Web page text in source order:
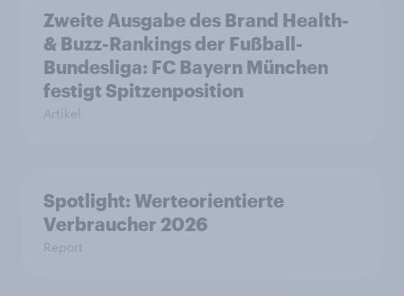
Zweite Ausgabe des Brand Health-
& Buzz-Rankings der Fußball-
Bundesliga: FC Bayern München
festigt Spitzenposition
Artikel
Spotlight: Werteorientierte
Verbraucher 2026
Report